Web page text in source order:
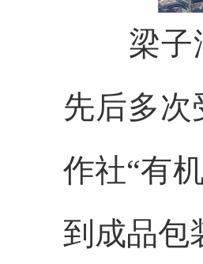
梁子湖
先后多次
作社“有
到成品包